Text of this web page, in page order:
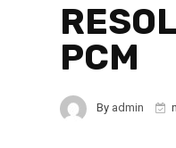
PCM
By admin